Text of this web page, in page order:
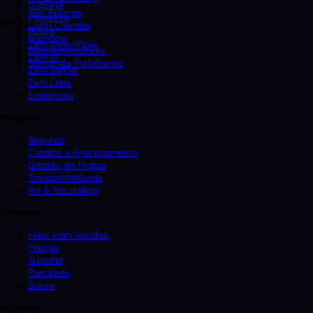
Suporte
Parceiros
Sobre
Risk Insights
Login Clientes
Branding
Desenvolvedores
Status da Plataforma
Produtos
Zarv SmartFlow
Zarv ID
Zarv Signal
Zarv Lens
Enterprise
Seguros
Crédito e Financiamento
Gestão de Frotas
Transportadoras
RH & Recruiting
Falar com Vendas
Preços
Suporte
Parceiros
Sobre